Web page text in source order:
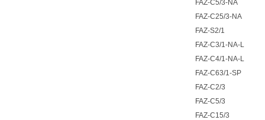
FAZ-C5/3-NA
FAZ-C25/3-NA
FAZ-S2/1
FAZ-C3/1-NA-L
FAZ-C4/1-NA-L
FAZ-C63/1-SP
FAZ-C2/3
FAZ-C5/3
FAZ-C15/3